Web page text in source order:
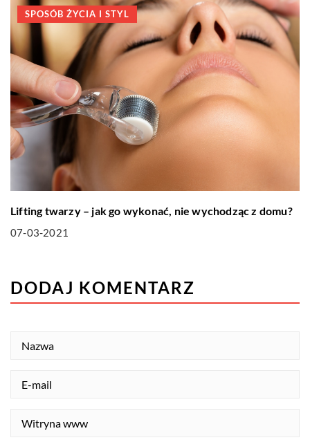
SPOSÓB ŻYCIA I STYL
Lifting twarzy – jak go wykonać, nie wychodząc z domu?
07-03-2021
DODAJ KOMENTARZ